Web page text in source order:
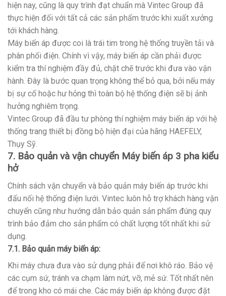
hiện nay, cũng là quy trình đạt chuẩn mà Vintec Group đã
thực hiện đối với tất cả các sản phẩm trước khi xuất xưởng
tới khách hàng.
Máy biến áp được coi là trái tim trong hệ thống truyền tải và
phân phối điện. Chính vì vậy, máy biến áp cần phải được
kiểm tra thí nghiệm đầy đủ, chặt chẽ trước khi đưa vào vận
hành. Đây là bước quan trọng không thể bỏ qua, bởi nếu máy
bị sự cố hoặc hư hỏng thì toàn bộ hệ thống điện sẽ bị ảnh
hưởng nghiêm trọng.
Vintec Group đã đầu tư phòng thí nghiệm máy biến áp với hệ
thống trang thiết bị đồng bộ hiện đại của hãng HAEFELY,
Thụy Sỹ.
7. Bảo quản và vận chuyển Máy biến áp 3 pha kiểu
hở
Chính sách vận chuyển và bảo quản máy biến áp trước khi
đấu nối hệ thống điện lưới. Vintec luôn hỗ trợ khách hàng vận
chuyển cũng như hướng dẫn bảo quản sản phẩm đúng quy
trình bảo đảm cho sản phẩm có chất lượng tốt nhất khi sử
dụng.
7.1. Bảo quản máy biến áp:
Khi máy chưa đưa vào sử dụng phải để nơi khô ráo. Bảo vệ
các cụm sứ, tránh va chạm làm nứt, vỡ, mẻ sứ. Tốt nhất nên
để trong kho có mái che. Các máy biến áp không được đặt